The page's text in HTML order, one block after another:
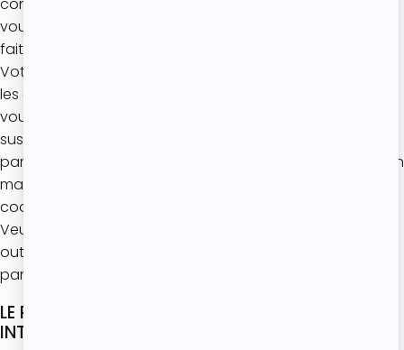
vous ne pourrez prétendre à aucune indemnité de ce
fait.
Votre navigateur vous permet également de supprimer
les cookies existants sur votre terminal ou encore de
vous signaler lorsque de nouveaux cookies sont
susceptibles d’être déposés sur votre terminal. Ces
paramétrages n’ont pas d’incidence sur votre navigation
mais vous font perdre tout le bénéfice apporté par le
cookie.
Veuillez ci-dessous prendre connaissance des multiples
outils mis à votre disposition afin que vous puissiez
paramétrer les cookies déposés sur votre terminal.
LE PARAMÉTRAGE DE VOTRE NAVIGATEUR
INTERNET